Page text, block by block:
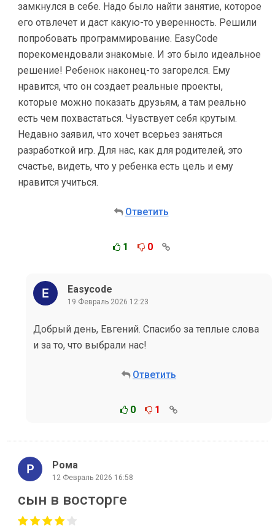
замкнулся в себе. Надо было найти занятие, которое
его отвлечет и даст какую-то уверенность. Решили
попробовать программирование. EasyCode
порекомендовали знакомые. И это было идеальное
решение! Ребенок наконец-то загорелся. Ему
нравится, что он создает реальные проекты,
которые можно показать друзьям, а там реально
есть чем похвастаться. Чувствует себя крутым.
Недавно заявил, что хочет всерьез заняться
разработкой игр. Для нас, как для родителей, это
счастье, видеть, что у ребенка есть цель и ему
нравится учиться.
Ответить
1 0
Easycode
19 Февраль 2026 12:23
Добрый день, Евгений. Спасибо за теплые слова
и за то, что выбрали нас!
Ответить
0 1
Рома
12 Февраль 2026 16:58
сын в восторге